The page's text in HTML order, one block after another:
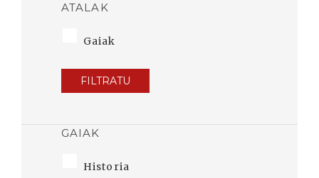
ATALAK
Gaiak
FILTRATU
GAIAK
Historia